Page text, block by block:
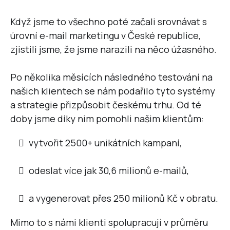
Když jsme to všechno poté začali srovnávat s
úrovní e-mail marketingu v České republice,
zjistili jsme, že jsme narazili na něco úžasného.
Po několika měsících následného testování na
našich klientech se nám podařilo tyto systémy
a strategie přizpůsobit českému trhu. Od té
doby jsme díky nim pomohli našim klientům:
vytvořit 2500+ unikátních kampaní,
odeslat více jak 30,6 milionů e-mailů,
a vygenerovat přes 250 milionů Kč v obratu.
Mimo to s námi klienti spolupracují v průměru